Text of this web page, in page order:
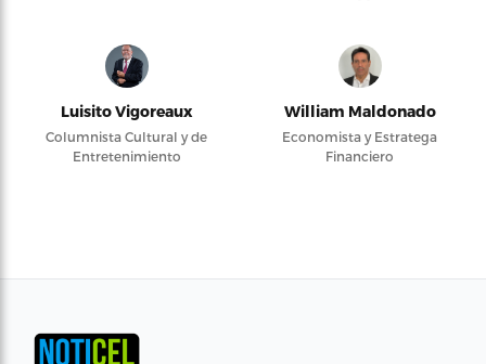
Luisito Vigoreaux
Columnista Cultural y de
Entretenimiento
William Maldonado
Economista y Estratega
Financiero